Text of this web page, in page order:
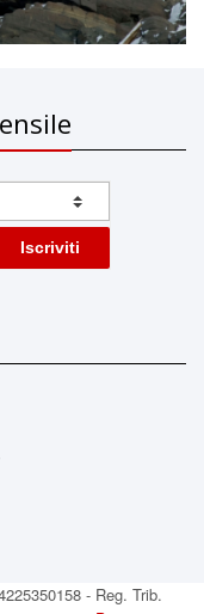
Iscriviti
- Reg. Trib.